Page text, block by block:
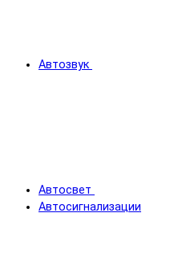
Автозвук
Автосвет
Автосигнализации